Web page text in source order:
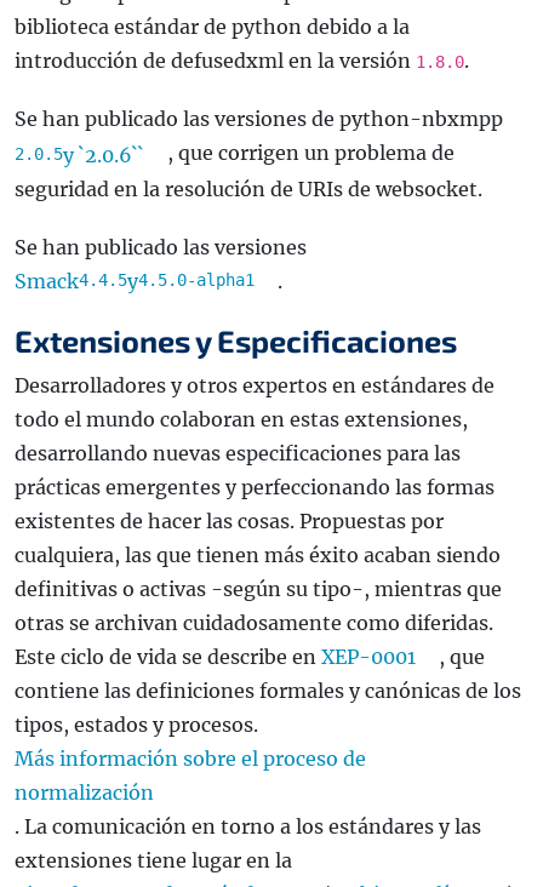
biblioteca estándar de python debido a la
introducción de defusedxml en la versión 1.8.0.
Se han publicado las versiones de python-nbxmpp
2.0.5y `2.0.6``
, que corrigen un problema de
seguridad en la resolución de URIs de websocket.
Se han publicado las versiones
Smack4.4.5y4.5.0-alpha1 .
Extensiones y Especificaciones
Desarrolladores y otros expertos en estándares de
todo el mundo colaboran en estas extensiones,
desarrollando nuevas especificaciones para las
prácticas emergentes y perfeccionando las formas
existentes de hacer las cosas. Propuestas por
cualquiera, las que tienen más éxito acaban siendo
definitivas o activas -según su tipo-, mientras que
otras se archivan cuidadosamente como diferidas.
Este ciclo de vida se describe en XEP-0001
, que
contiene las definiciones formales y canónicas de los
tipos, estados y procesos.
Más información sobre el proceso de
normalización
. La comunicación en torno a los estándares y las
extensiones tiene lugar en la